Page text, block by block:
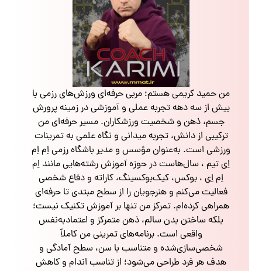
من حمید کریمی هستم؛ مربی حرفه‌ای ورزش‌های رزمی با
بیش از سه دهه تجربه عملی و آموزشی در زمینه پرورش
جسم، ذهن و شخصیت ورزشکاران. مسیر حرفه‌ای من
ترکیبی از دانش، تجربه میدانی و نگاه علمی به تمرینات
ورزشی است. به‌عنوان مؤسس و مدیر باشگاه رزمی اِم اِم
اِی تیم ، سال‌هاست در حوزه آموزش رشته‌هایی مانند اِم
اِم اِی ، بوکس، کیک‌بوکسینگ، کاراته و دفاع شخصی
فعالیت می‌کنم و هنرجویان را از سطح مبتدی تا حرفه‌ای
همراهی کرده‌ام. تمرکز من تنها بر آموزش تکنیک نیست؛
بلکه ساختن بدن سالم، ذهن متمرکز و اعتمادبه‌نفس
واقعی است. برنامه‌های تمرینی من کاملاً
شخصی‌سازی‌شده و متناسب با سن، سطح آمادگی و
هدف هر فرد طراحی می‌شود؛ از تناسب اندام و کاهش